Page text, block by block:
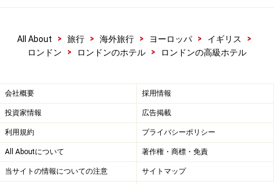
The Savoy A Fairmont Managed Hotel（ザ サボイ ア フェ
アモント マネージド ホテル）
United Kingdom，イギリス｜London，ロンドン
住所:
Strand London,England WC2R 0EU,United Kingdom
電話番号:
+44 207 836 4343
ホテルクラス:
All About > 旅行 > 海外旅行 > ヨーロッパ > イギリス
>
ロンドン
> ロンドンのホテル > ロンドンの高級ホテル
会社概要 採用情報
投資家情報 広告掲載
利用規約 プライバシーポリシー
All Aboutについて 著作権・商標・免責
当サイトの情報についての注意 サイトマップ